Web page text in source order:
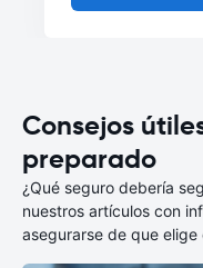
Consejos
preparado
¿Qué seguro debería
nuestros artículos con
asegurarse de que